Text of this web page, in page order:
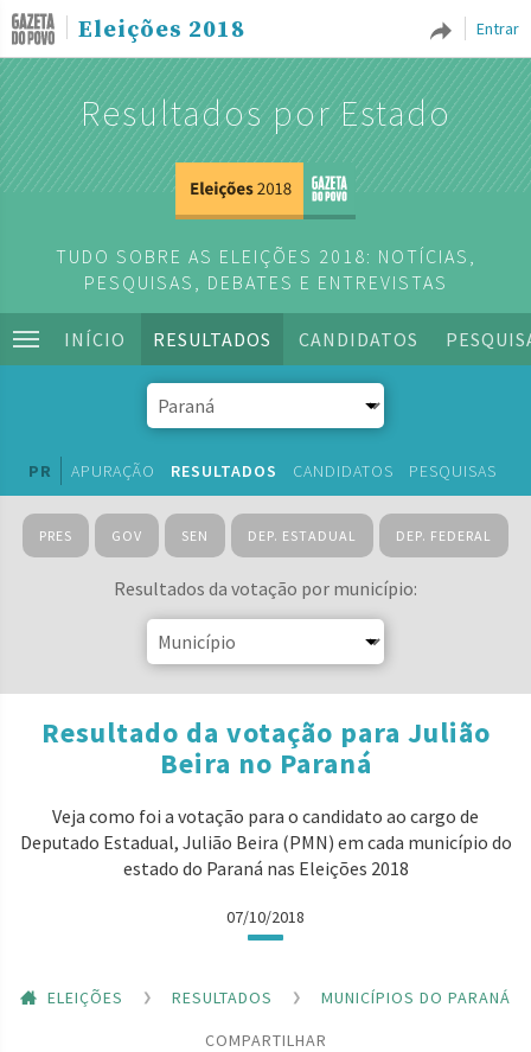
Entrar
Eleições 2018
Resultados por Estado
TUDO SOBRE AS ELEIÇÕES 2018: NOTÍCIAS,
PESQUISAS, DEBATES E ENTREVISTAS
INÍCIO RESULTADOS CANDIDATOS
PR APURAÇÃO RESULTADOS CANDIDATOS PESQUISAS
PRES GOV SEN DEP. ESTADUAL DEP. FEDERAL
Resultados da votação por município:
Resultado da votação para Julião
Beira no Paraná
Veja como foi a votação para o candidato ao cargo de
Deputado Estadual, Julião Beira (PMN) em cada município do
estado do Paraná nas Eleições 2018
07/10/2018
ELEIÇÕES RESULTADOS
MUNICÍPIOS DO PARANÁ
COMPARTILHAR